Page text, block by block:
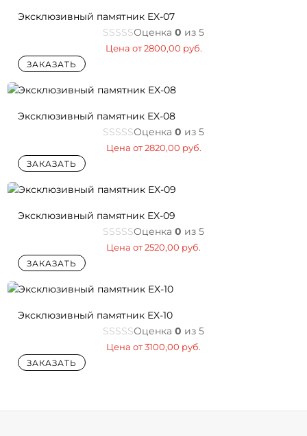
Эксклюзивный памятник EX-07
Оценка 0 из 5
Цена от2800,00 руб.
ЗАКАЗАТЬ
Эксклюзивный памятник EX-08
Оценка 0 из 5
Цена от2820,00 руб.
ЗАКАЗАТЬ
Эксклюзивный памятник EX-09
Оценка 0 из 5
Цена от2520,00 руб.
ЗАКАЗАТЬ
Эксклюзивный памятник EX-10
Оценка 0 из 5
Цена от3100,00 руб.
ЗАКАЗАТЬ